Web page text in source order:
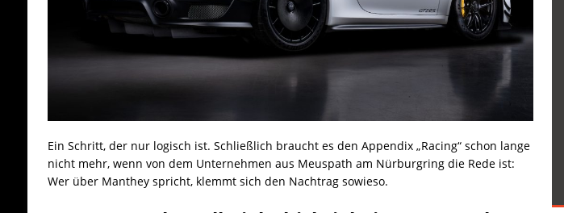
Ein Schritt, der nur logisch ist. Schließlich braucht es den Appendix „Racing“ schon lange
nicht mehr, wenn von dem Unternehmen aus Meuspath am Nürburgring die Rede ist:
Wer über Manthey spricht, klemmt sich den Nachtrag sowieso.